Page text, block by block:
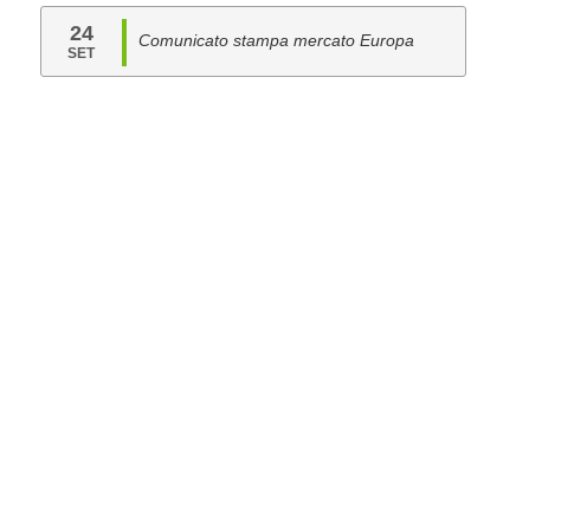
24
SET
Comunicato stampa mercato Europa